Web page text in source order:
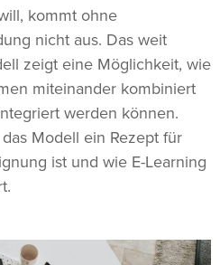
kommt ohne
nicht aus. Das weit
zeigt eine Möglichkeit, wie
miteinander kombiniert
werden können.
Modell ein Rezept für
ist und wie E-Learning